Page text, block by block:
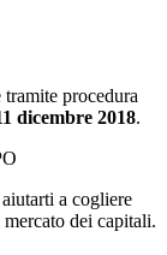
procedura
dicembre 2018.
a cogliere
dei capitali.